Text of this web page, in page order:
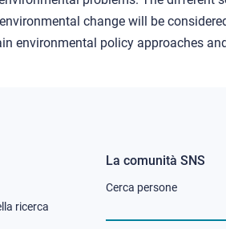
change will be
environmental policy approaches
ricerca
Footer
column
La comunità SNS
Cerca persone